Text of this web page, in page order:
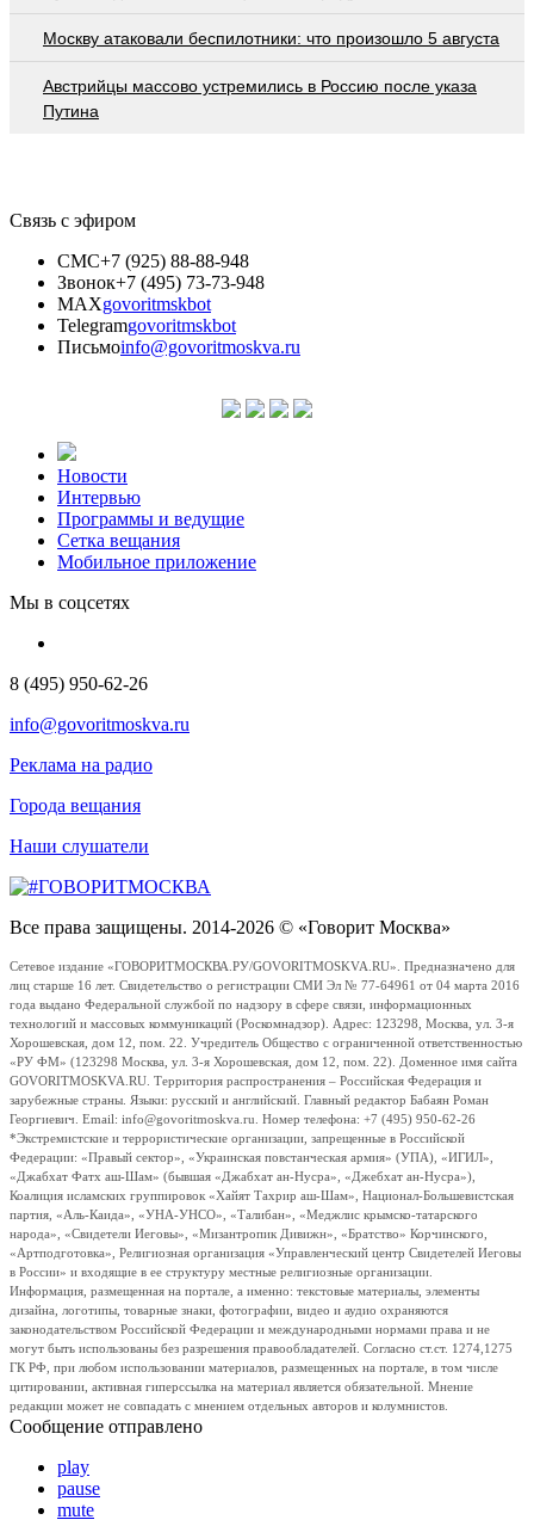
Москву атаковали беспилотники: что произошло 5 августа
Австрийцы массово устремились в Россию после указа
Путина
Связь с эфиром
СМС+7 (925) 88-88-948
Звонок+7 (495) 73-73-948
MAXgovoritmskbot
Telegramgovoritmskbot
Письмоinfo@govoritmoskva.ru
Новости
Интервью
Программы и ведущие
Сетка вещания
Мобильное приложение
Мы в соцсетях
8 (495) 950-62-26
info@govoritmoskva.ru
Реклама на радио
Города вещания
Наши слушатели
Все права защищены. 2014-2026 © «Говорит Москва»
Сетевое издание «ГОВОРИТМОСКВА.РУ/GOVORITMOSKVA.RU». Предназначено для
лиц старше 16 лет. Свидетельство о регистрации СМИ Эл № 77-64961 от 04 марта 2016
года выдано Федеральной службой по надзору в сфере связи, информационных
технологий и массовых коммуникаций (Роскомнадзор). Адрес: 123298, Москва, ул. 3-я
Хорошевская, дом 12, пом. 22. Учредитель Общество с ограниченной ответственностью
«РУ ФМ» (123298 Москва, ул. 3-я Хорошевская, дом 12, пом. 22). Доменное имя сайта
GOVORITMOSKVA.RU. Территория распространения – Российская Федерация и
зарубежные страны. Языки: русский и английский. Главный редактор Бабаян Роман
Георгиевич. Email: info@govoritmoskva.ru. Номер телефона: +7 (495) 950-62-26
*Экстремистские и террористические организации, запрещенные в Российской
Федерации: «Правый сектор», «Украинская повстанческая армия» (УПА), «ИГИЛ»,
«Джабхат Фатх аш-Шам» (бывшая «Джабхат ан-Нусра», «Джебхат ан-Нусра»),
Коалиция исламских группировок «Хайят Тахрир аш-Шам», Национал-Большевистская
партия, «Аль-Каида», «УНА-УНСО», «Талибан», «Меджлис крымско-татарского
народа», «Свидетели Иеговы», «Мизантропик Дивижн», «Братство» Корчинского,
«Артподготовка», Религиозная организация «Управленческий центр Свидетелей Иеговы
в России» и входящие в ее структуру местные религиозные организации.
Информация, размещенная на портале, а именно: текстовые материалы, элементы
дизайна, логотипы, товарные знаки, фотографии, видео и аудио охраняются
законодательством Российской Федерации и международными нормами права и не
могут быть использованы без разрешения правообладателей. Согласно ст.ст. 1274,1275
ГК РФ, при любом использовании материалов, размещенных на портале, в том числе
цитировании, активная гиперссылка на материал является обязательной. Мнение
редакции может не совпадать с мнением отдельных авторов и колумнистов.
Сообщение отправлено
play
pause
mute